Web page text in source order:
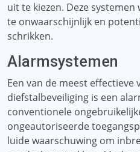
uit te kiezen. Deze
te onwaarschijnlijk en
schrikken.
Alarmsystemen
Een van de meest effectieve
diefstalbeveiliging is een
conventionele
ongeautoriseerde
luide waarschuwing om